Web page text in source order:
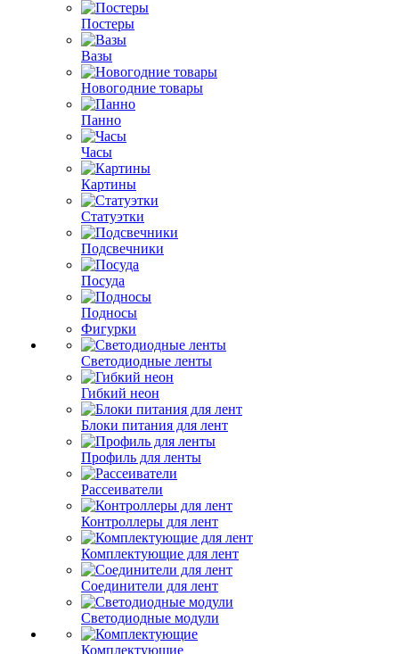
Постеры
Вазы
Новогодние товары
Панно
Часы
Картины
Статуэтки
Подсвечники
Посуда
Подносы
Фигурки
Светодиодные ленты
Гибкий неон
Блоки питания для лент
Профиль для ленты
Рассеиватели
Контроллеры для лент
Комплектующие для лент
Соединители для лент
Светодиодные модули
Комплектующие